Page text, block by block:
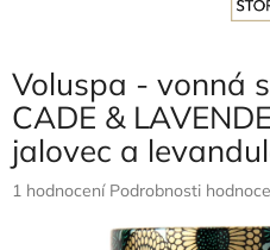
Voluspa - vonná
CADE &
jalovec a
Průměrné
1 hodnocení Podrobnosti